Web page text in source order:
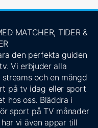
MATCHER, TIDER &
den perfekta guiden
Vi erbjuder alla
och en mängd
på tv idag eller sport
hos oss. Bläddra i
sport på TV månader
vi även appar till